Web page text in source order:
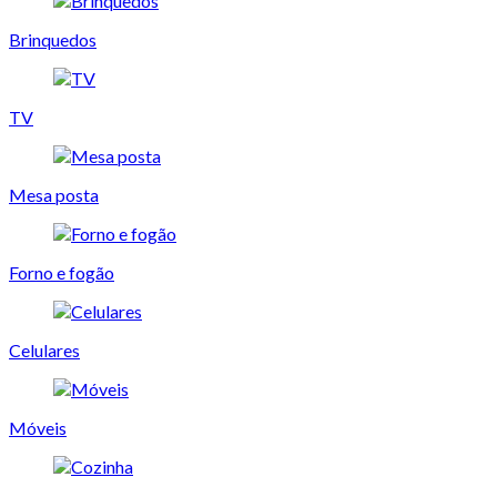
Brinquedos
TV
Mesa posta
Forno e fogão
Celulares
Móveis